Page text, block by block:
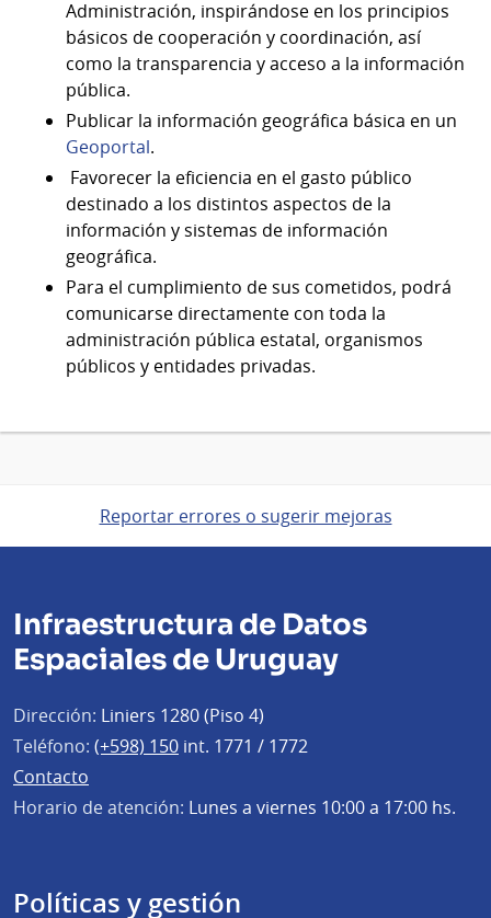
Administración, inspirándose en los principios
básicos de cooperación y coordinación, así
como la transparencia y acceso a la información
pública.
Publicar la información geográfica básica en un
Geoportal.
Favorecer la eficiencia en el gasto público
destinado a los distintos aspectos de la
información y sistemas de información
geográfica.
Para el cumplimiento de sus cometidos, podrá
comunicarse directamente con toda la
administración pública estatal, organismos
públicos y entidades privadas.
Reportar errores o sugerir mejoras
Infraestructura de Datos
Espaciales de Uruguay
Dirección: Liniers 1280 (Piso 4)
Teléfono: (+598) 150 int. 1771 / 1772
Contacto
Horario de atención: Lunes a viernes 10:00 a 17:00 hs.
Políticas y gestión